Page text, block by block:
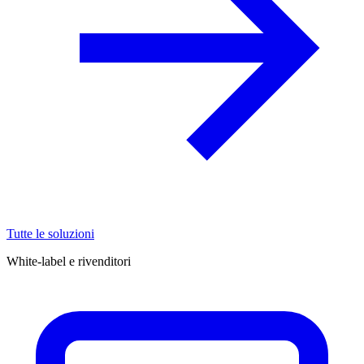
Tutte le soluzioni
White-label e rivenditori